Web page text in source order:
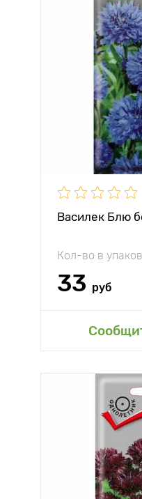
Василек Блю
Кол-во в
33 руб